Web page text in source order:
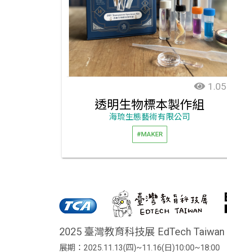
透明生物標本製作組
海琉生態藝術有限公司
#MAKER
2025 臺灣教育科技展 EdTech Taiwan
展期：2025.11.13(四)~11.16(日)10:00~18:00